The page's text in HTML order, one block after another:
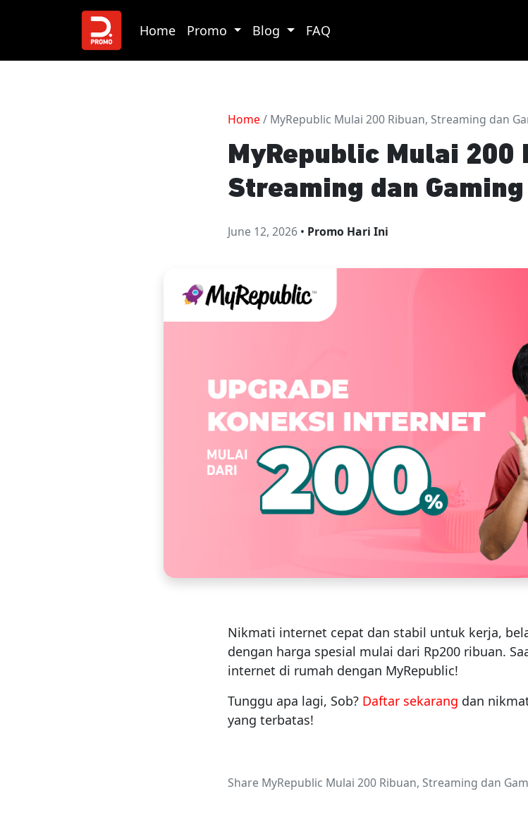
Home Promo Blog FAQ
Home / MyRepublic Mulai 200 Ribuan, Streaming dan
MyRepublic Mulai 200
Streaming dan
June 12, 2026• Promo Hari Ini
Nikmati internet cepat dan stabil untuk kerja,
dengan harga spesial mulai dari Rp200 ribuan.
internet di rumah dengan MyRepublic!
Tunggu apa lagi, Sob? Daftar sekarang dan
yang terbatas!
Share MyRepublic Mulai 200 Ribuan, Streaming dan